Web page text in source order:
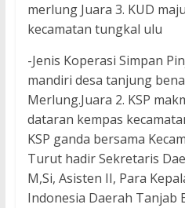
merlung Juara 3. KUD
kecamatan tungkal ulu
-Jenis Koperasi Simpan
mandiri desa tanjung
Merlung.Juara 2. KSP
dataran kempas
KSP ganda bersama
Turut hadir Sekretaris
M,Si, Asisten II, Para
Indonesia Daerah Tanjab